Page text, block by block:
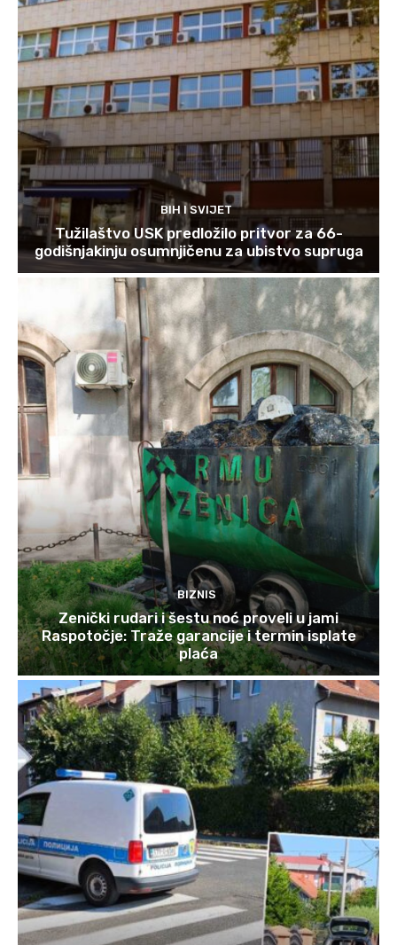
BIH I SVIJET
Tužilaštvo USK predložilo pritvor za 66-
godišnjakinju osumnjičenu za ubistvo supruga
BIZNIS
Zenički rudari i šestu noć proveli u jami
Raspotočje: Traže garancije i termin isplate
plaća